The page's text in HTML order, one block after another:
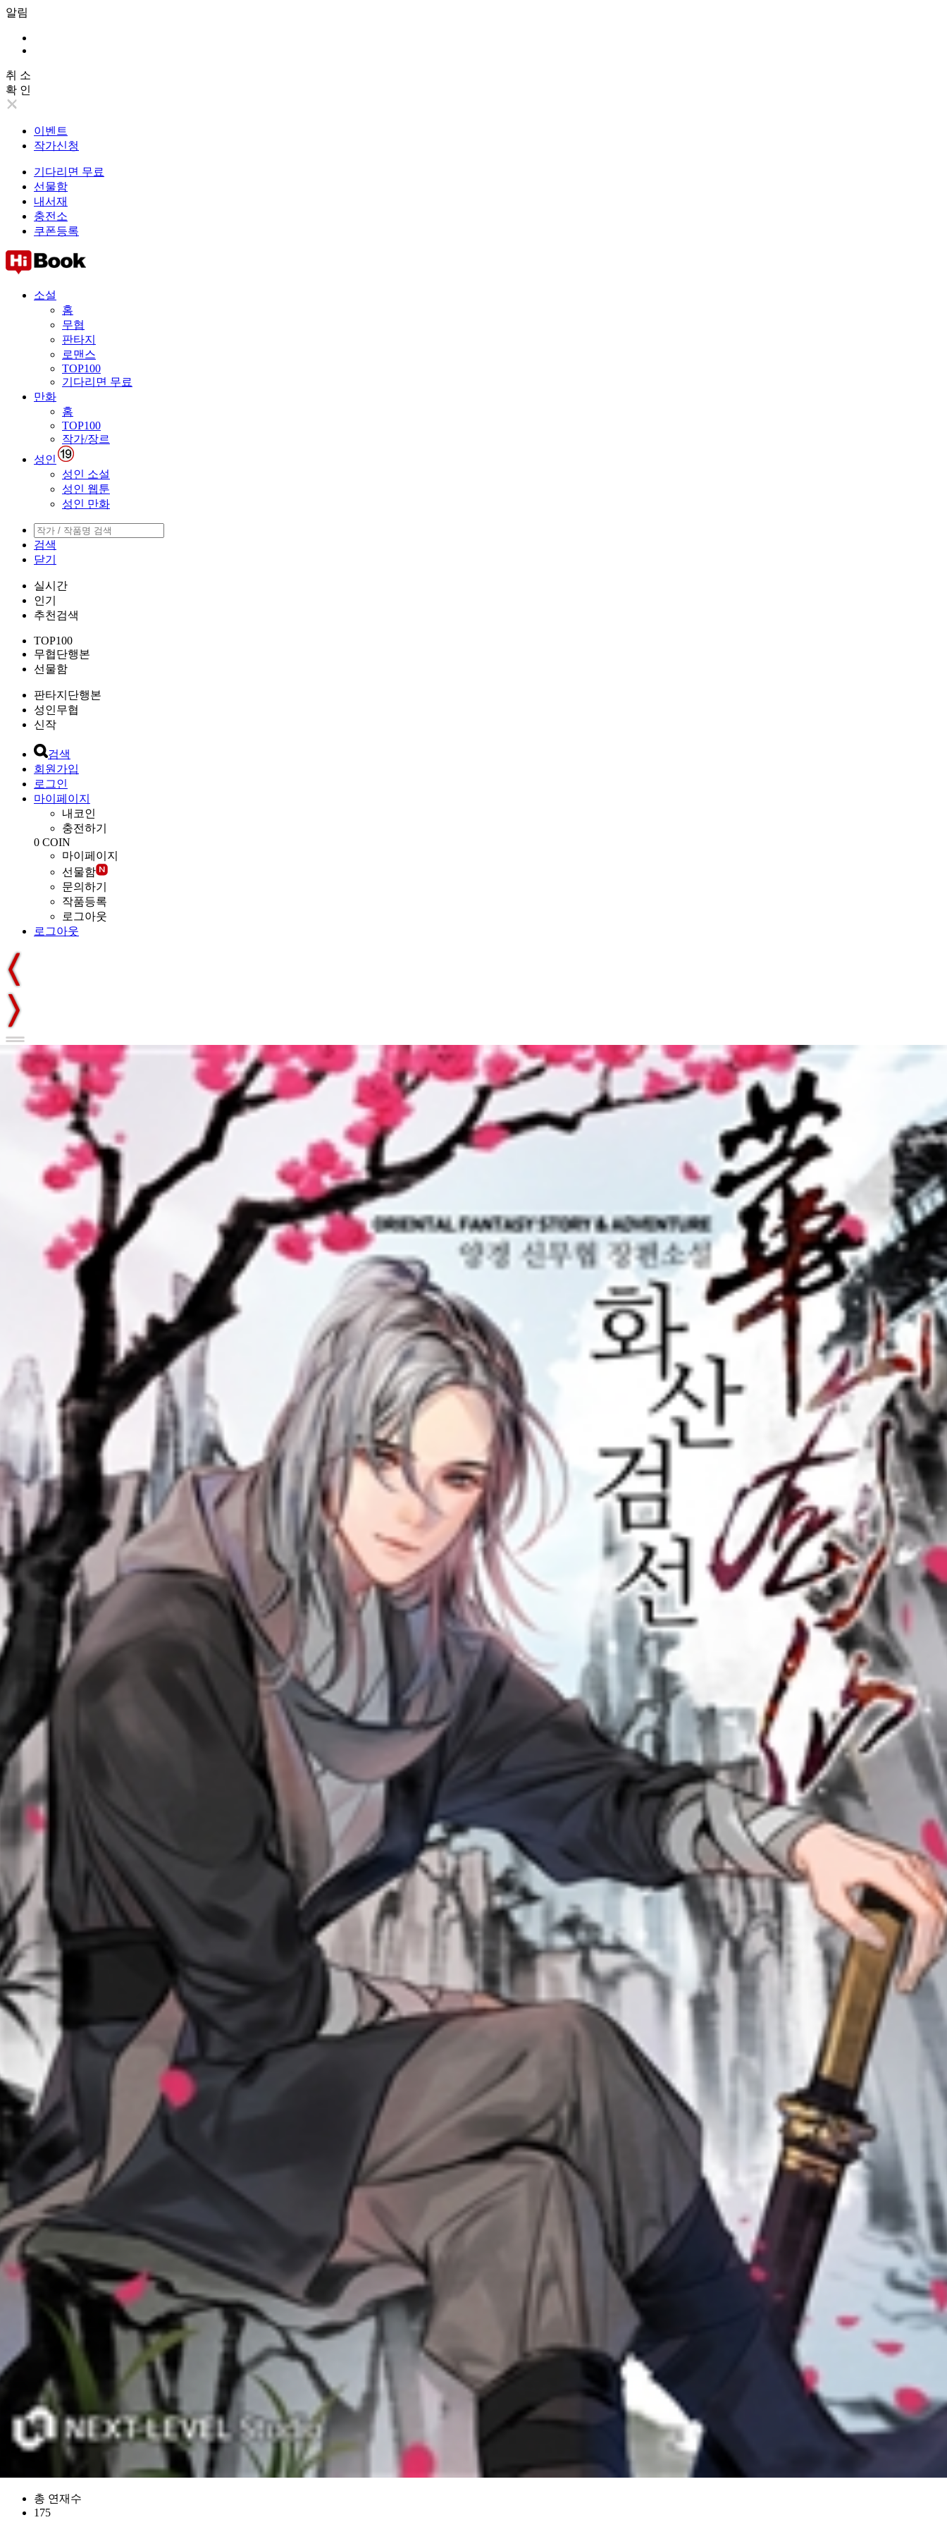
알림
취 소
확 인
이벤트
작가신청
기다리면 무료
선물함
내서재
충전소
쿠폰등록
소설
홈
무협
판타지
로맨스
TOP100
기다리면 무료
만화
홈
TOP100
작가/장르
성인
성인 소설
성인 웹툰
성인 만화
검색
닫기
실시간
인기
추천검색
TOP100
무협단행본
선물함
판타지단행본
성인무협
신작
검색
회원가입
로그인
마이페이지
내코인
충전하기
0 COIN
마이페이지
선물함
문의하기
작품등록
로그아웃
로그아웃
총 연재수
175